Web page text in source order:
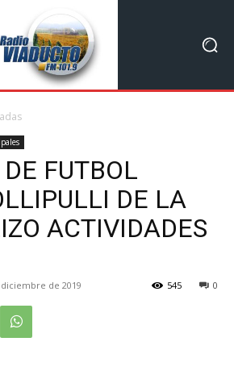
FUTBOL
DE LA
ACTIVIDADES
de 2019 0
545